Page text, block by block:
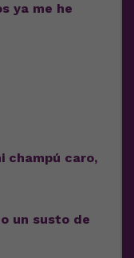
ya me he
champú caro,
un susto de